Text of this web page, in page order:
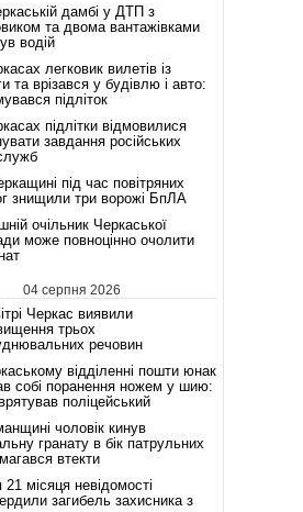
дамбі у ДТП з
та двома вантажівками
водій
легковик вилетів із
та врізався у будівлю і авто:
підліток
підлітки відмовилися
завдання російських
під час повітряних
знищили три ворожі БпЛА
очільник Черкаської
може повноцінно очолити
04 серпня 2026
Черкас виявили
трьох
речовин
відділенні пошти юнак
собі поранення ножем у шию:
поліцейський
чоловік кинув
гранату в бік патрульних
втекти
21 місяця невідомості
загибель захисника з